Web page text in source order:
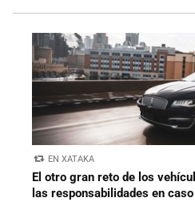
EN XATAKA
El otro gran reto de los
las responsabilidades en